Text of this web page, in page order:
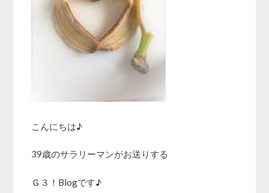
こんにちは♪
39歳のサラリーマンがお送りする
Ｇ３！Blogです♪